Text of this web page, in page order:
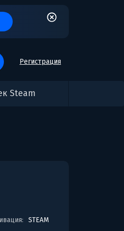
Регистрация
Steam
STEAM